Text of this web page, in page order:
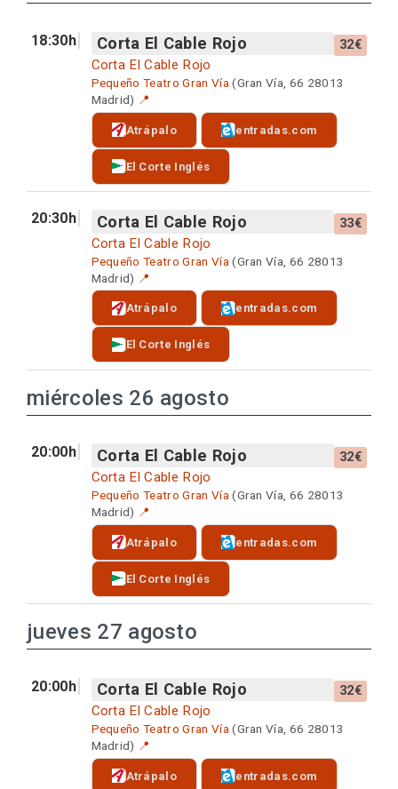
18:30h Corta El Cable Rojo 32€
Corta El Cable Rojo
Pequeño Teatro Gran Vía(Gran Vía, 66 28013
Madrid) 📍
Atrápalo entradas.com
El Corte Inglés
20:30h Corta El Cable Rojo 33€
Corta El Cable Rojo
Pequeño Teatro Gran Vía (Gran Vía, 66 28013
Madrid) 📍
Atrápalo entradas.com
El Corte Inglés
miércoles 26 agosto
20:00h Corta El Cable Rojo 32€
Corta El Cable Rojo
Pequeño Teatro Gran Vía (Gran Vía, 66 28013
Madrid) 📍
Atrápalo entradas.com
El Corte Inglés
jueves 27 agosto
20:00h Corta El Cable Rojo 32€
Corta El Cable Rojo
Pequeño Teatro Gran Vía(Gran Vía, 66 28013
Madrid) 📍
Atrápalo entradas.com